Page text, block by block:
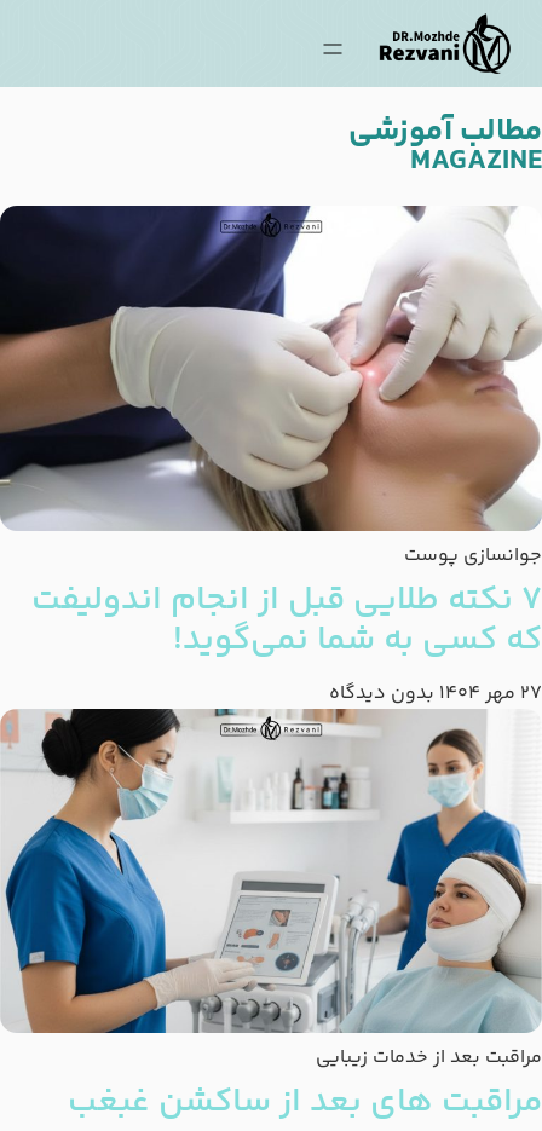
مطالب آموزشی
MAGAZINE
جوانسازی پوست
۷ نکته طلایی قبل از انجام اندولیفت
که کسی به شما نمی‌گوید!
27 مهر 1404 بدون دیدگاه
مراقبت بعد از خدمات زیبایی
مراقبت های بعد از ساکشن غبغب